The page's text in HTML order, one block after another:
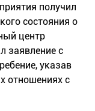
получил
состояния о
центр
заявление с
указав
отношениях с